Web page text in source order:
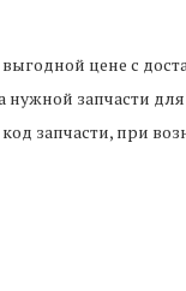
выгодной цене с
запчасти
запчасти, при